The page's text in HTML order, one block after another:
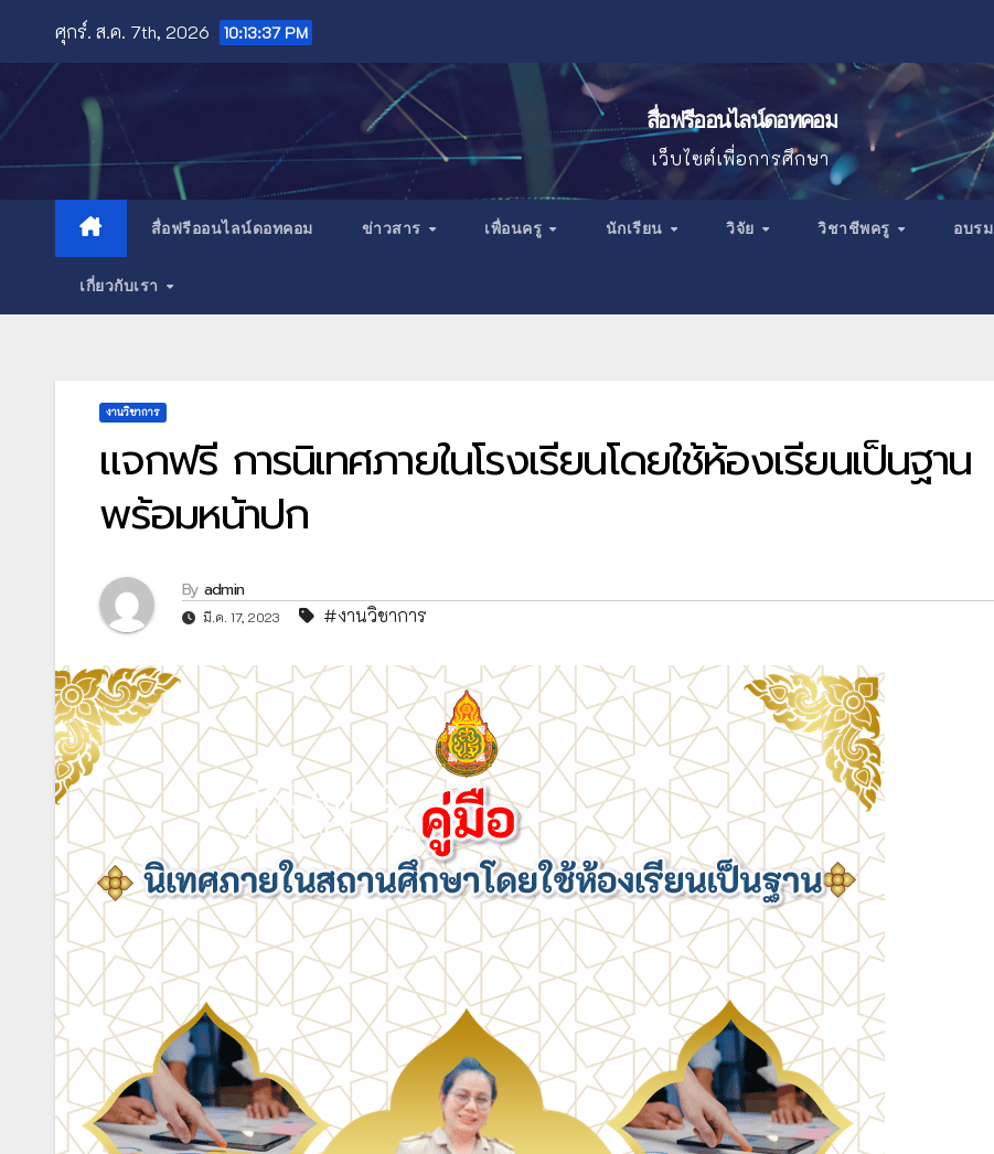
content
ศุกร์. ส.ค. 7th, 2026 10:13:38 PM
สื่อฟรีออนไลน์ดอทคอม
เว็บไซต์เพื่อการศึกษา
สื่อฟรีออนไลน์ดอทคอม ข่าวสาร เพื่อนครู นักเรียน วิจัย วิชาชีพครู อบรม
เกี่ยวกับเรา
งานวิชาการ
แจกฟรี การนิเทศภายในโรงเรียนโดยใช้ห้องเรียนเป็นฐาน
พร้อมหน้าปก
By admin
มี.ค. 17, 2023 #งานวิชาการ